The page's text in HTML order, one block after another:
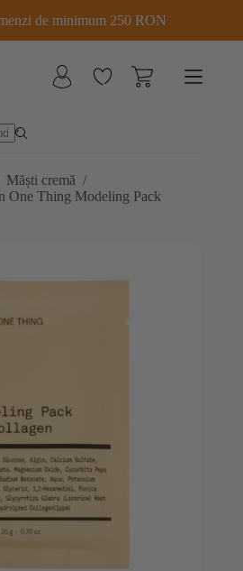
de minimum 250 RON
Măști cremă /
One Thing Modeling Pack